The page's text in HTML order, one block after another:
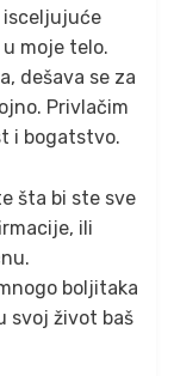
isceljujuće
moje telo.
dešava se za
Privlačim
i bogatstvo.
šta bi ste sve
ili
boljitaka
svoj život baš